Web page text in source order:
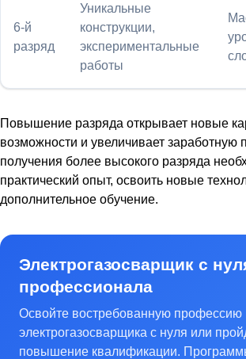
6-й
разряд
Уникальные
конструкции,
экспериментальные
работы
Повышение разряда открывает новые
возможности и увеличивает заработную
получения более высокого разряда
практический опыт, освоить новые
дополнительное обучение.
Электрогазосварщик с
профессионала
Освойте востребованную профессию
электрогазосварщика с нуля или
повышение квалификации.